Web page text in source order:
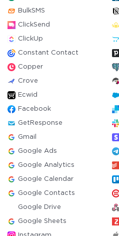
BulkSMS
ClickSend
ClickUp
Constant Contact
Copper
Crove
Ecwid
Facebook
GetResponse
Gmail
Google Ads
Google Analytics
Google Calendar
Google Contacts
Google Drive
Google Sheets